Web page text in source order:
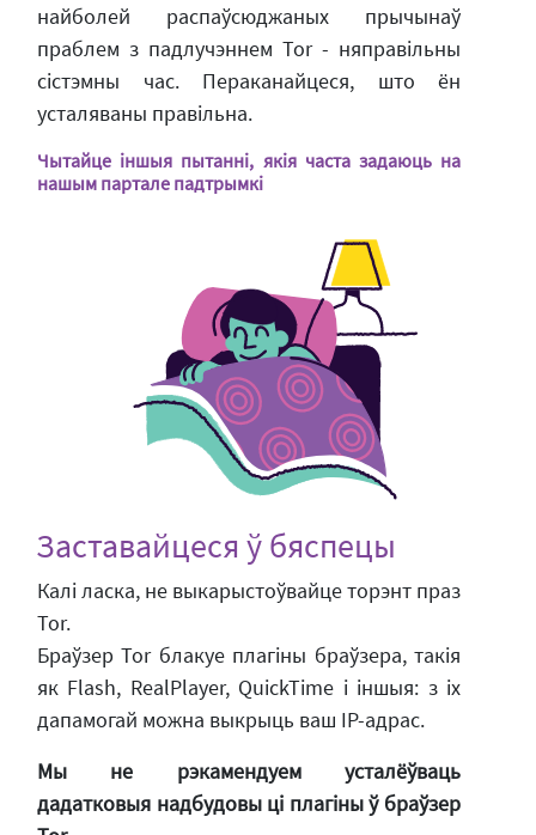
найболей распаўсюджаных прычынаў
праблем з падлучэннем Tor - няправільны
сістэмны час. Пераканайцеся, што ён
усталяваны правільна.
Чытайце іншыя пытанні, якія часта задаюць на
нашым партале падтрымкі
Заставайцеся ў бяспецы
Калі ласка, не выкарыстоўвайце торэнт праз
Tor.
Браўзер Tor блакуе плагіны браўзера, такія
як Flash, RealPlayer, QuickTime і іншыя: з іх
дапамогай можна выкрыць ваш IP-адрас.
Мы не рэкамендуем усталёўваць
дадатковыя надбудовы ці плагіны ў браўзер